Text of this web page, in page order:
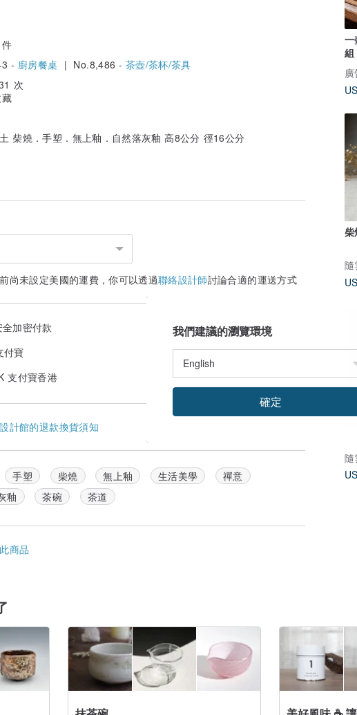
一
組
作
廣
柴
隨
隨
- 廚房餐桌 | No.8,486 -茶壺/茶杯/茶具
次
柴燒．手塑．無上釉．自然落灰釉 高8公分 徑16公分
尚未設定美國的運費，你可以透過聯絡設計師討論合適的運送方式
加密付款
付寶
支付寶香港
計館的退款換貨須知
手塑 柴燒 無上釉 生活美學
禪意
釉
茶碗 茶道
商品
我們建議的瀏覽環境
確定